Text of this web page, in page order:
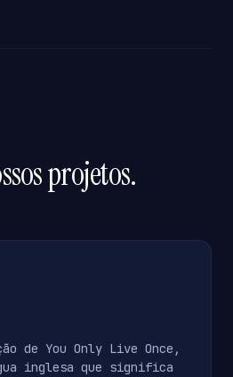
projetos.
de You Only Live Once,
inglesa que significa